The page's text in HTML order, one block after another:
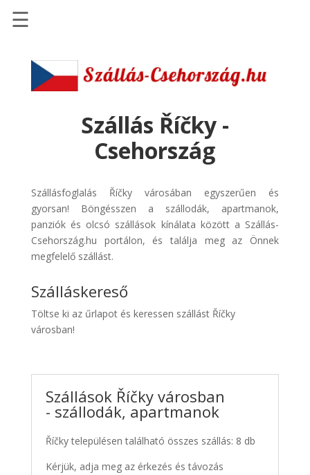
Szállások
Szállásinfo.eu
pénzvisszatérítéssel
Discover
Cars
Transzfer
Kiwi
Taxi
☰
Szállás Říčky -
Csehország
Szállásfoglalás Říčky városában egyszerűen és
gyorsan! Böngésszen a szállodák, apartmanok,
panziók és olcsó szállások kínálata között a Szállás-
Csehország.hu portálon, és találja meg az Önnek
megfelelő szállást.
Szálláskereső
Töltse ki az űrlapot és keressen szállást Říčky
városban!
Szállások Říčky városban
- szállodák, apartmanok
Říčky településen található összes szállás: 8 db
Kérjük, adja meg az érkezés és távozás